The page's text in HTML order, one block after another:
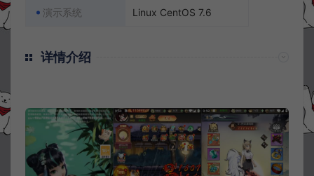
演示系统 Linux CentOS 7.6
详情介绍